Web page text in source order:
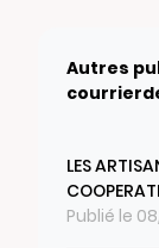
Autres
LES
Publié le